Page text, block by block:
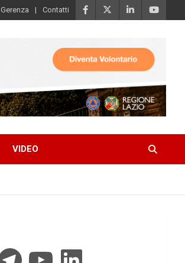
Gerenza Contatti
VIDEO
TelegramYouTube LinkedIn